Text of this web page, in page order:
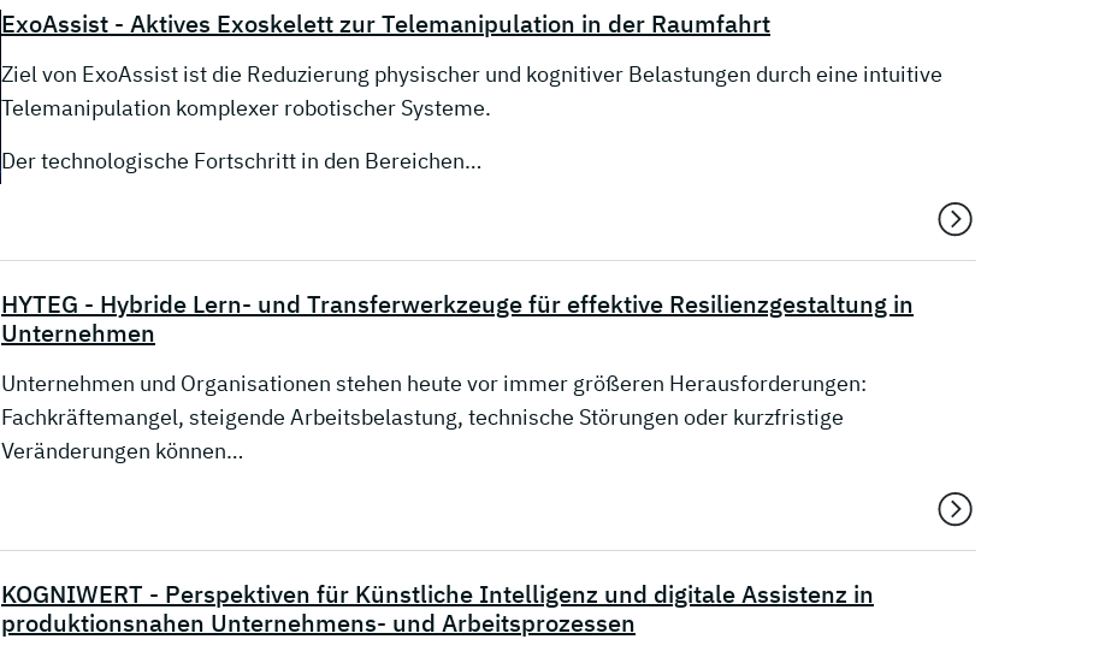
ExoAssist - Aktives Exoskelett zur Telemanipulation in der Raumfahrt
Ziel von ExoAssist ist die Reduzierung physischer und kognitiver Belastungen durch eine intuitive
Telemanipulation komplexer robotischer Systeme.
Der technologische Fortschritt in den Bereichen…
HYTEG - Hybride Lern- und Transferwerkzeuge für effektive Resilienzgestaltung in
Unternehmen
Unternehmen und Organisationen stehen heute vor immer größeren Herausforderungen:
Fachkräftemangel, steigende Arbeitsbelastung, technische Störungen oder kurzfristige
Veränderungen können…
KOGNIWERT - Perspektiven für Künstliche Intelligenz und digitale Assistenz in
produktionsnahen Unternehmens- und Arbeitsprozessen